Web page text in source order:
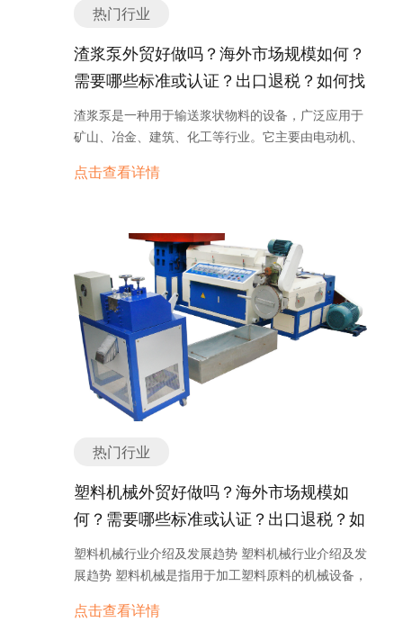
范围，满足了不同行业对于材料性能的需求。 如有任
出口是否好做？ 不锈钢是一种重要的金属材料，在外
贸领域有着广泛的应用。那么目前不锈钢的外贸形势
形势总体来说是比较乐观的。不锈钢具有耐腐蚀、强
度高、耐高温等特点，广泛应用于建筑、化工、医疗
器械、汽车等领域。特别是随着全球经济的发展和国
际贸易的增加，不锈钢市场需求量也在逐年增长。因
作为世界上最大的不锈钢生产和出口国家之一，拥有
庞大的生产能力和出口优势。中国的不锈钢产品在国
际市场上具有一定的竞争力，尤其是在价格和质量方
面具备一定的优势。因此，如果能够抓住市场需求和
品质要求，合理规划生产和出口策略，不锈钢出口是
有较好的发展机会的。 然而，需要注意的是，随着全
球经济的不确定性和贸易保护主义的抬头，不锈钢出
口也面临一些挑战。国际贸易环境的变化可能会导致
市场需求的波动和贸易壁垒的增加，这对不锈钢出口
可能带来一定的影响。因此，企业在进行不锈钢出口
时需密切关注国际贸易政策的变化，灵活调整策略，
以应对潜在的风险。 综上所述，不锈钢的外贸形势总
体来说是比较好的，出口也具备一定的机会。然而，
由于市场环境的不确定性，企业在进行不锈钢出口时
需要谨慎选择合作伙伴，灵活调整策略，以确保稳定
的出口业务。 不锈钢海外市场规模如何？ 不锈钢是
特点，因此在海外市场上有着广泛的应用。不锈钢制
排气系统包括消声器、排气管、排气阀等，用于减少
舶的冷却系统包括水泵、散热器、冷却水箱等，用于
降低发动机温度，保持其正常运行。 4. 传动系统：
于将发动机的动力传递到船舶其他部件。 5. 燃油系
统：船舶的燃油系统包括燃油泵、燃油过滤器、燃油
管路等，用于将燃油供应给发动机进行燃烧。 6. 操
船舶的电气系统包括发电机、电池、配电盘等，用于
提供电力供应和控制船舶的各种电子设备。 8. 船体
及舾装件：船舶的船体及舾装件包括船体结构件、舷
窗、船板、舷梯等，用于保证船舶的结构强度和舒适
性。 9. 导航与通信设备：船舶的导航与通信设备包
括雷达、GPS、无线电通信设备等，用于船舶的导航
和与外界进行通信。 10. 救生与安全设备：船舶的救
生与安全设备包括救生艇、救生圈、灭火器等，用于
应对紧急情况和保障船舶的安全。 以上是船舶配件的
主要分类或种类，不同类型的船舶可能会有一些特殊
的配件需求。 如有任何问题，欢迎微信联系我们。
外贸形势可以说是相对较好的。随着全球贸易的不断
发展，船舶行业也在逐渐复苏，对船舶配件的需求也
家，拥有庞大的船舶市场，对船舶配件的需求量也相
对较大。 在外贸方面，中国的船舶配件出口也具有一
定的优势。中国的船舶配件制造技术和质量逐渐提
高，产品质量得到了国际认可。同时，中国的船舶配
用可再生能源。 未来游艇行业的发展趋势将继续受到
以上因素的影响。随着全球经济的增长和中产阶级的
扩大，游艇的需求将继续增加。同时，技术的进步也
将推动游艇行业的发展，如自动驾驶技术和智能化设
备的应用。此外，游艇旅行的热度也在增加，越来越
多的人选择游艇作为其度假和旅行的方式。环保和可
更多的创新和改进。 总之，游艇行业是一个充满机遇
和可持续发展的关注将推动游艇行业朝着更加环保和
可持续的方向发展。 游艇是一种豪华的水上运输工
具，主要用于休闲娱乐和私人旅行。根据不同的用途
和设计风格，游艇可以分为以下几个主要分类或种
类： 1. 帆船：帆船是一种通过风力驱动的船只，主
要依靠帆布进行推进。帆船通常具有优雅的外观和经
典的设计，适合喜欢挑战自然的人士。 2. 动力游
艇：动力游艇是指使用发动机或引擎进行推进的船
只。动力游艇通常具有较高的航速和更大的船体空
华游艇是一种极具奢华和舒适度的游艇，通常配备各
室、浴室、酒吧、游泳池等设施，为乘客提供尊贵的
体验。 4. 运动游艇：运动游艇是为追求刺激和运动
能，以及设备齐全的水上运动设施，如滑水板、潜水
设备等。 5. 探险游艇：探险游艇是为冒险爱好者设
计的，具有较高的耐久性和航行能力。这些游艇通常
热门行业
渣浆泵外贸好做吗？海外市场规模如何？
需要哪些标准或认证？出口退税？如何找
分销商或客户？
渣浆泵是一种用于输送浆状物料的设备，广泛应用于
矿山、冶金、建筑、化工等行业。它主要由电动机、
作用是将固体颗粒与液体混合成浆状物料，并通过管
步，渣浆泵的效率和能耗逐渐得到改善。新型的渣浆
泵采用先进的液力学设计和流体力学分析技术，能够
提高泵的效率，减少能源消耗。 2. 自动化控制：随
着工业自动化程度的提高，渣浆泵也趋向于自动化控
制。通过采用先进的传感器和控制系统，可以实现对
渣浆泵的自动监测和控制，提高生产效率和安全性。
3. 耐磨材料：渣浆泵在输送过程中会受到固体颗粒的
磨损，因此耐磨材料的选择非常重要。未来的渣浆泵
将采用更加耐磨的材料，提高泵的使用寿命和可靠
需求，未来的发展趋势是实现多功能化。通过改变泵
的结构和配置，使其适应不同的工况和物料输送要
求。 总的来说，渣浆泵作为一种重要的输送设备，在
各个行业都有广泛的应用。随着技术的进步和需求的
不断变化，渣浆泵将不断发展和改进，以满足不同行
业的需求。 渣浆泵的主要分类： 1. 按照结构类型分
用于低浓度和小流量的输送。- 多级渣浆泵：由多个
点击查看详情
热门行业
塑料机械外贸好做吗？海外市场规模如
何？需要哪些标准或认证？出口退税？如
何找分销商或客户？
塑料机械行业介绍及发展趋势 塑料机械行业介绍及发
展趋势 塑料机械是指用于加工塑料原料的机械设备，
随着塑料制品在各个领域的广泛应用，塑料机械行业
点击查看详情